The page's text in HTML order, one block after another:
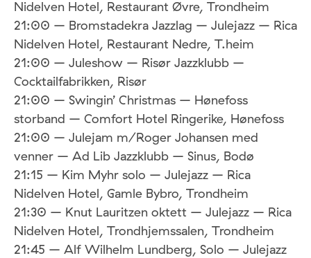
Nidelven Hotel, Restaurant Øvre, Trondheim
21:00 – Bromstadekra Jazzlag – Julejazz – Rica
Nidelven Hotel, Restaurant Nedre, T.heim
21:00 – Juleshow – Risør Jazzklubb –
Cocktailfabrikken, Risør
21:00 – Swingin’ Christmas – Hønefoss
storband – Comfort Hotel Ringerike, Hønefoss
21:00 – Julejam m/Roger Johansen med
venner – Ad Lib Jazzklubb – Sinus, Bodø
21:15 – Kim Myhr solo – Julejazz – Rica
Nidelven Hotel, Gamle Bybro, Trondheim
21:30 – Knut Lauritzen oktett – Julejazz – Rica
Nidelven Hotel, Trondhjemssalen, Trondheim
21:45 – Alf Wilhelm Lundberg, Solo – Julejazz